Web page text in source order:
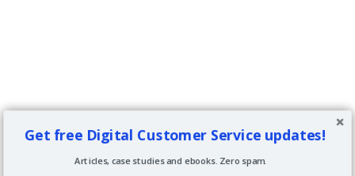
Get free Digital Customer Service updates!
Articles, case studies and ebooks. Zero spam.